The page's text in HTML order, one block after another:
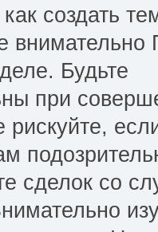
создать
Будьте
при
рискуйте,
сделок со